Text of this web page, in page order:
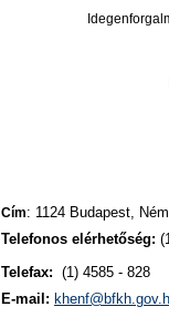
Cím: 1124 Budapest,
Telefonos elérhetőség:
Telefax: (1) 4585 - 828
E-mail: